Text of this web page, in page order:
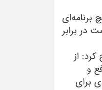
برنامه‌ای
و مقاومت در برابر
از
و
برای